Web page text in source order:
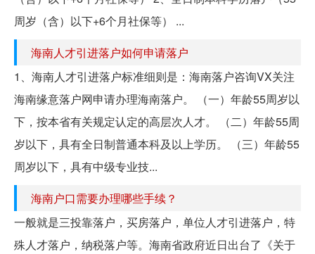
周岁（含）以下+6个月社保等） ...
海南人才引进落户如何申请落户
1、海南人才引进落户标准细则是：海南落户咨询VX关注
海南缘意落户网申请办理海南落户。 （一）年龄55周岁以
下，按本省有关规定认定的高层次人才。 （二）年龄55周
岁以下，具有全日制普通本科及以上学历。 （三）年龄55
周岁以下，具有中级专业技...
海南户口需要办理哪些手续？
一般就是三投靠落户，买房落户，单位人才引进落户，特
殊人才落户，纳税落户等。海南省政府近日出台了《关于